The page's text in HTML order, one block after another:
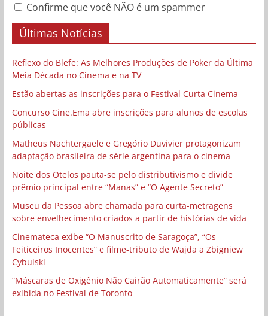
Confirme que você NÃO é um spammer
Últimas Notícias
Reflexo do Blefe: As Melhores Produções de Poker da Última
Meia Década no Cinema e na TV
Estão abertas as inscrições para o Festival Curta Cinema
Concurso Cine.Ema abre inscrições para alunos de escolas
públicas
Matheus Nachtergaele e Gregório Duvivier protagonizam
adaptação brasileira de série argentina para o cinema
Noite dos Otelos pauta-se pelo distributivismo e divide
prêmio principal entre “Manas” e “O Agente Secreto”
Museu da Pessoa abre chamada para curta-metragens
sobre envelhecimento criados a partir de histórias de vida
Cinemateca exibe “O Manuscrito de Saragoça”, “Os
Feiticeiros Inocentes” e filme-tributo de Wajda a Zbigniew
Cybulski
“Máscaras de Oxigênio Não Cairão Automaticamente” será
exibida no Festival de Toronto